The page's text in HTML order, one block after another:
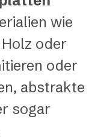
wie
oder
oder
abstrakte
sogar